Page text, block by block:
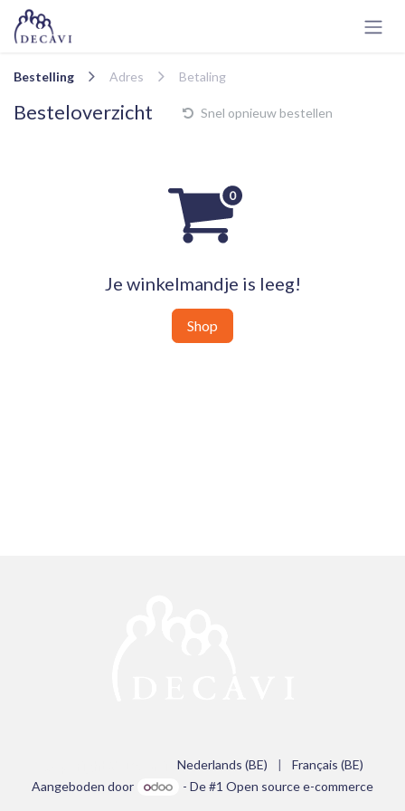
Overslaan naar inhoud
Bestelling Adres Betaling
Besteloverzicht Snel opnieuw bestellen
Je winkelmandje is leeg!
Shop
Nederlands (BE) |
Français (BE)
Aangeboden door
- De #1Open source e-commerce